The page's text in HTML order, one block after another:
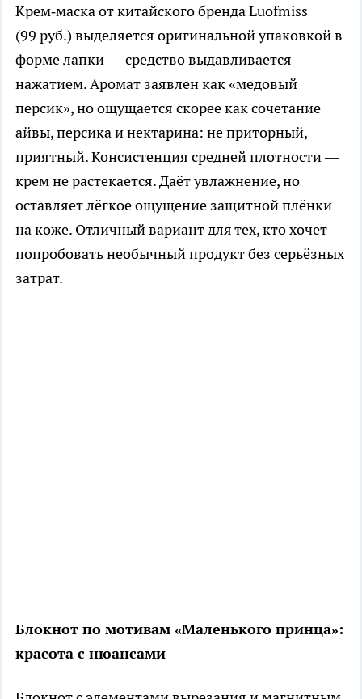
Крем‑маска от китайского бренда Luofmiss
(99 руб.) выделяется оригинальной упаковкой в
форме лапки — средство выдавливается
нажатием. Аромат заявлен как «медовый
персик», но ощущается скорее как сочетание
айвы, персика и нектарина: не приторный,
приятный. Консистенция средней плотности —
крем не растекается. Даёт увлажнение, но
оставляет лёгкое ощущение защитной плёнки
на коже. Отличный вариант для тех, кто хочет
попробовать необычный продукт без серьёзных
затрат.
Блокнот по мотивам «Маленького принца»:
красота с нюансами